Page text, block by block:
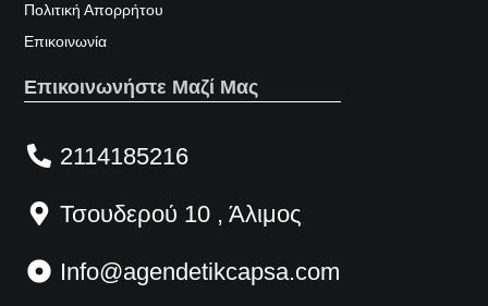
Πολιτική Απορρήτου
Επικοινωνία
Επικοινωνήστε Μαζί Μας
2114185216
Τσουδερού 10 , Άλιμος
Info@agendetikcapsa.com